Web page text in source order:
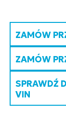
ZAMÓW
ZAMÓW
SPRAWDŹ
VIN